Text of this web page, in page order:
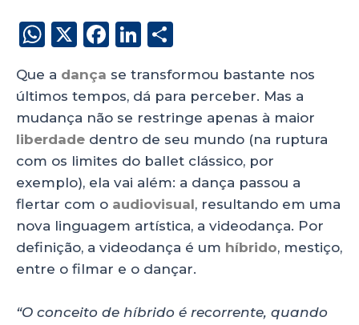
W
a
ts
A
p
p
X
F
c
e
b
o
o
k
Li
k
e
dI
n
a
re
Que a dança se transformou bastante nos
últimos tempos, dá para perceber. Mas a
mudança não se restringe apenas à maior
liberdade dentro de seu mundo (na ruptura
com os limites do ballet clássico, por
exemplo), ela vai além: a dança passou a
flertar com o audiovisual, resultando em uma
nova linguagem artística, a videodança. Por
definição, a videodança é um híbrido, mestiço,
entre o filmar e o dançar.
“O conceito de híbrido é recorrente, quando